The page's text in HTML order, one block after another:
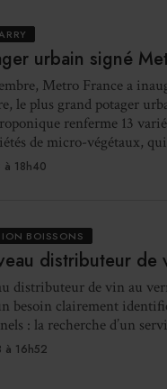
urbain signé
Metro France a
le plus grand potager
renferme 13
de micro-végétaux,
18h40
BOISSONS
distributeur de
distributeur de vin au
besoin clairement
: la recherche d’un
16h52